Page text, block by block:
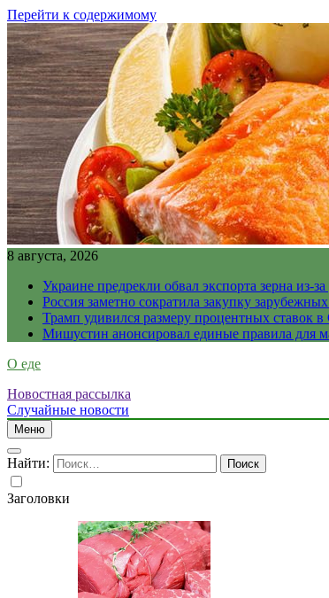
Перейти к содержимому
8 августа, 2026
Украине предрекли обвал экспорта зерна из-
Россия заметно сократила закупку
Трамп удивился размеру процентных ставок
Мишустин анонсировал единые правила для
О еде
Новостная рассылка
Случайные новости
Меню
Найти:
Заголовки